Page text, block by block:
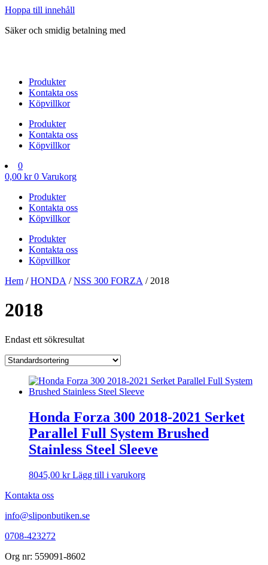
Hoppa till innehåll
Säker och smidig betalning med
Produkter
Kontakta oss
Köpvillkor
Produkter
Kontakta oss
Köpvillkor
0
0,00 kr 0 Varukorg
Produkter
Kontakta oss
Köpvillkor
Produkter
Kontakta oss
Köpvillkor
Hem /HONDA /NSS 300 FORZA / 2018
2018
Endast ett sökresultat
Honda Forza 300 2018-2021 Serket
Parallel Full System Brushed
Stainless Steel Sleeve
8045,00 kr Lägg till i varukorg
Kontakta oss
info@sliponbutiken.se
0708-423272
Org nr: 559091-8602